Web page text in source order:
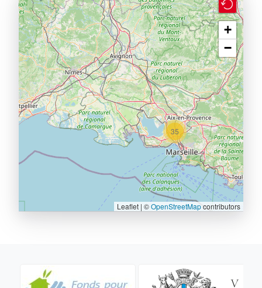
35
+
−
Leaflet | ©OpenStreetMapcontributors